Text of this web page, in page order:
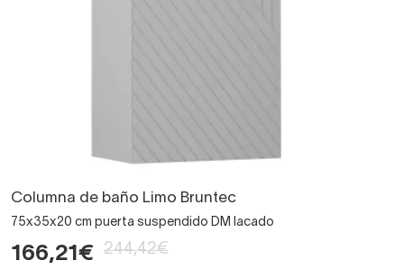
Columna de baño Limo Bruntec
75x35x20 cm puerta suspendido DM lacado
166,21€ 244,42€